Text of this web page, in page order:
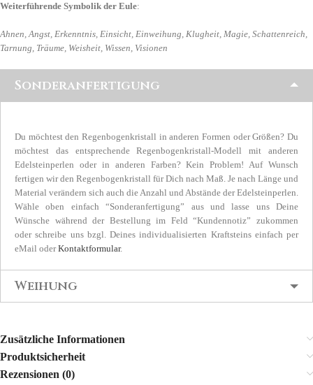
Weiterführende Symbolik der Eule:
Ahnen, Angst, Erkenntnis, Einsicht, Einweihung, Klugheit, Magie, Schattenreich,
Tarnung, Träume, Weisheit, Wissen, Visionen
Sonderanfertigung
Du möchtest den Regenbogenkristall in anderen Formen oder Größen? Du
möchtest das entsprechende Regenbogenkristall-Modell mit anderen
Edelsteinperlen oder in anderen Farben? Kein Problem! Auf Wunsch
fertigen wir den Regenbogenkristall für Dich nach Maß. Je nach Länge und
Material verändern sich auch die Anzahl und Abstände der Edelsteinperlen.
Wähle oben einfach “Sonderanfertigung” aus und lasse uns Deine
Wünsche während der Bestellung im Feld “Kundennotiz” zukommen
oder schreibe uns bzgl. Deines individualisierten Kraftsteins einfach per
eMail oderKontaktformular.
Weihung
Zusätzliche Informationen
Produktsicherheit
Rezensionen (0)